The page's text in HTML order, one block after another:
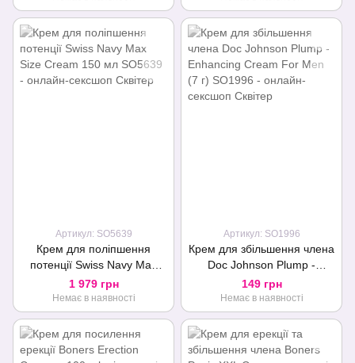
Артикул: SO5639
Крем для поліпшення
потенції Swiss Navy Max
Size Cream 150 мл
1 979 грн
Немає в наявності
Артикул: SO1996
Крем для збільшення члена
Doc Johnson Plump -
Enhancing Cream For Men
(7 г)
149 грн
Немає в наявності